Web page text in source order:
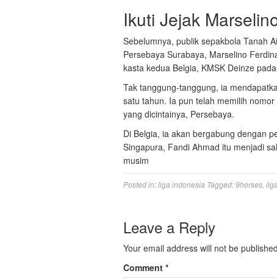
Ikuti Jejak
Sebelumnya, publik sepakbola Tanah
Persebaya Surabaya, Marselino
kasta kedua Belgia, KMSK Deinze
Tak tanggung-tanggung, ia
satu tahun. Ia pun telah memilih
yang dicintainya, Persebaya.
Di Belgia, ia akan bergabung dengan
Singapura, Fandi Ahmad itu menjadi
musim
Posted in:liga indonesia Tagged:9horses
Leave a Reply
Your email address will not be
Comment *